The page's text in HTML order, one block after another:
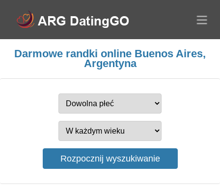
Darmowe randki online Buenos Aires,
Argentyna